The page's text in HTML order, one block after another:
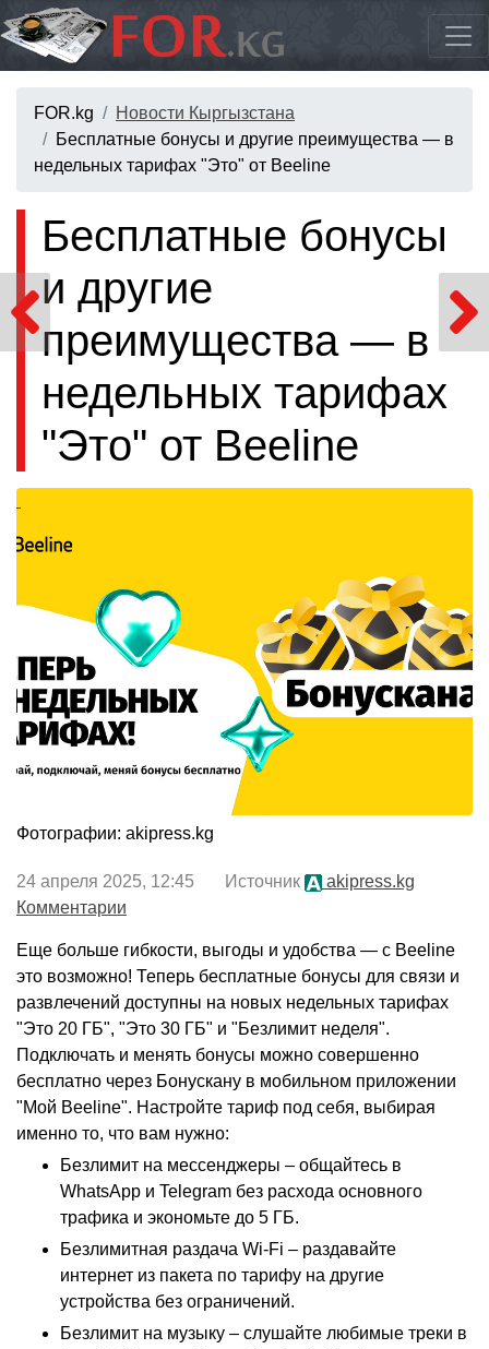
FOR.kg
Новости Кыргызстана
Бесплатные бонусы и другие преимущества — в
недельных тарифах "Это" от Beeline
Бесплатные бонусы
и другие
преимущества — в
недельных тарифах
"Это" от Beeline
Фотографии: akipress.kg
24 апреля 2025, 12:45 Источник
akipress.kg
Комментарии
Еще больше гибкости, выгоды и удобства — с Beeline
это возможно! Теперь бесплатные бонусы для связи и
развлечений доступны на новых недельных тарифах
"Это 20 ГБ", "Это 30 ГБ" и "Безлимит неделя".
Подключать и менять бонусы можно совершенно
бесплатно через Бонускану в мобильном приложении
"Мой Beeline". Настройте тариф под себя, выбирая
именно то, что вам нужно:
Безлимит на мессенджеры – общайтесь в
WhatsApp и Telegram без расхода основного
трафика и экономьте до 5 ГБ.
Безлимитная раздача Wi-Fi – раздавайте
интернет из пакета по тарифу на другие
устройства без ограничений.
Безлимит на музыку – слушайте любимые треки в